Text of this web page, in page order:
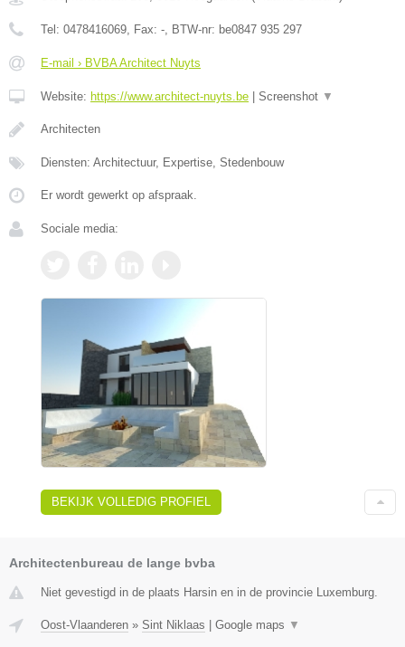
Tel: 0478416069, Fax: -, BTW-nr: be0847 935 297
E-mail › BVBA Architect Nuyts
Website: https://www.architect-nuyts.be Screenshot ▼
Architecten
Diensten: Architectuur, Expertise, Stedenbouw
Er wordt gewerkt op afspraak.
Sociale media:
BEKIJK VOLLEDIG PROFIEL
Architectenbureau de lange bvba
Niet gevestigd in de plaats Harsin en in de provincie Luxemburg.
Oost-Vlaanderen » Sint Niklaas | Google maps ▼